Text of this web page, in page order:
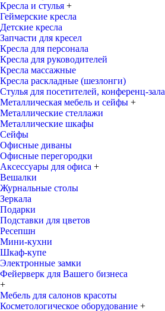
Кресла и стулья +
Геймерские кресла
Детские кресла
Запчасти для кресел
Кресла для персонала
Кресла для руководителей
Кресла массажные
Кресла раскладные (шезлонги)
Стулья для посетителей, конференц-зала
Металлическая мебель и сейфы +
Металлические стеллажи
Металлические шкафы
Сейфы
Офисные диваны
Офисные перегородки
Аксессуары для офиса +
Вешалки
Журнальные столы
Зеркала
Подарки
Подставки для цветов
Ресепшн
Мини-кухни
Шкаф-купе
Электронные замки
Фейерверк для Вашего бизнеса
+
Мебель для салонов красоты
Косметологическое оборудование +